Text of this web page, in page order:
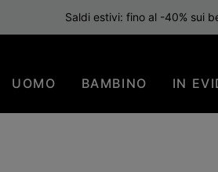
gratuita per i membri o per importi
UOMO BAMBINO IN